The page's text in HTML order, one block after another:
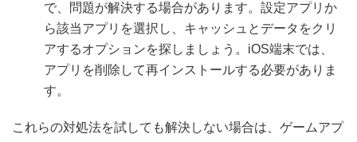
で、問題が解決する場合があります。設定アプリか
ら該当アプリを選択し、キャッシュとデータをクリ
アするオプションを探しましょう。iOS端末では、
アプリを削除して再インストールする必要がありま
す。
これらの対処法を試しても解決しない場合は、ゲームアプ